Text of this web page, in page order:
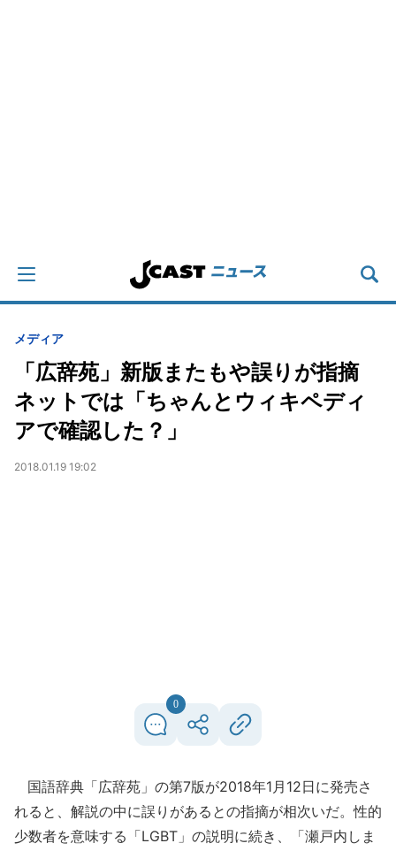
メディア
「広辞苑」新版またもや誤りが指摘
ネットでは「ちゃんとウィキペディ
アで確認した？」
2018.01.19 19:02
0
国語辞典「広辞苑」の第7版が2018年1月12日に発売さ
れると、解説の中に誤りがあるとの指摘が相次いだ。性的
少数者を意味する「LGBT」の説明に続き、「瀬戸内しま